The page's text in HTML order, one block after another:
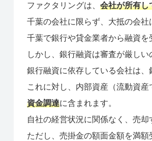
ファクタリングは、 会社が所有し
千葉の会社に限らず、大抵の会社
千葉で銀行や貸金業者から融資を
しかし、銀行融資は審査が厳しい
銀行融資に依存している会社は、
これに対し、内部資産（流動資
資金調達に含まれます。
自社の経営状況に関係なく、売
ただし、売掛金の額面金額を満額